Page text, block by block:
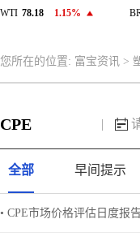
WTI 78.18 1.15%
您所在的位置: 富宝资讯 >
CPE |
全部 早间提示
• CPE市场价格评估日度报告